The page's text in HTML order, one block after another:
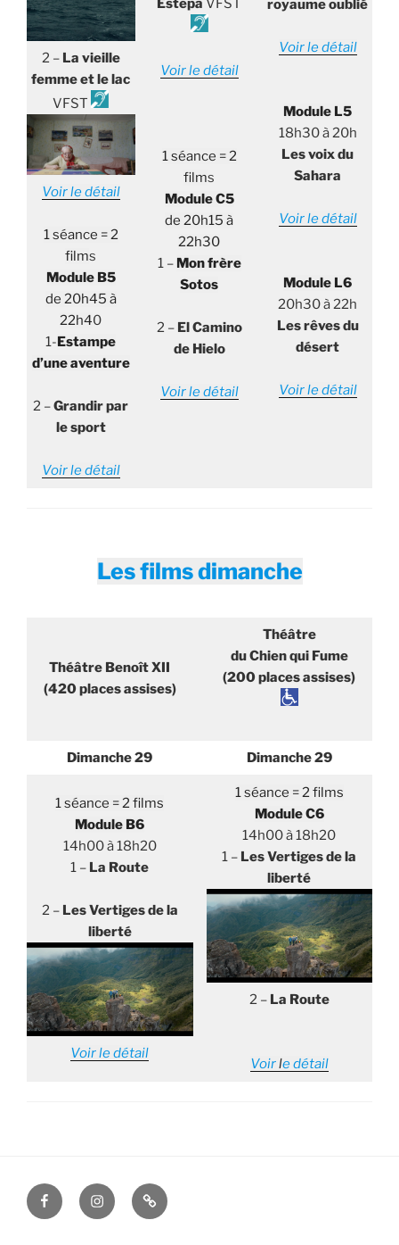
2 – La vieille
femme et le lac
VFST
Voir le détail
1 séance = 2
films
Module B5
de 20h45 à
22h40
1- Estampe
d’une aventure
2 –Grandir par
le sport
Voir le détail
Estepa VFST
Voir le détail
1 séance = 2
films
Module C5
de 20h15 à
22h30
1 – Mon frère
Sotos
2 – El Camino
de Hielo
Voir le détail
royaume oublié
Voir le détail
Module L5
18h30 à 20h
Les voix du
Sahara
Voir le détail
Module L6
20h30 à 22h
Les rêves du
désert
Voir le détail
Les films dimanche
Théâtre Benoît XII
(420 places assises)
Théâtre
du Chien qui Fume
(200 places assises)
Dimanche 29 Dimanche 29
1 séance = 2 films
Module B6
14h00 à 18h20
1 – La Route
2 – Les Vertiges de la
liberté
Voir le détail
1 séance = 2 films
Module C6
14h00 à 18h20
1 – Les Vertiges de la
liberté
2 – La Route
Voirle détail
facebookinstagramcontact